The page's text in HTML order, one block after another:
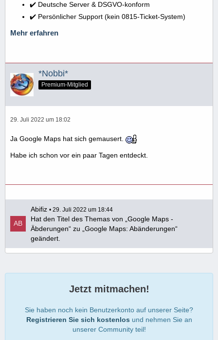
✔️ Deutsche Server & DSGVO-konform
✔️ Persönlicher Support (kein 0815-Ticket-System)
Mehr erfahren
*Nobbi*
Premium-Mitglied
29. Juli 2022 um 18:02
Ja Google Maps hat sich gemausert.
Habe ich schon vor ein paar Tagen entdeckt.
Abifiz 29. Juli 2022 um 18:44
Hat den Titel des Themas von „Google Maps -
Äbderungen“ zu „Google Maps: Abänderungen“
geändert.
Jetzt mitmachen!
Sie haben noch kein Benutzerkonto auf unserer Seite?
Registrieren Sie sich kostenlos und nehmen Sie an
unserer Community teil!